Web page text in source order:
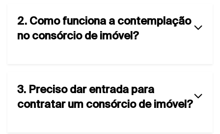
2. Como funciona a contemplação
no consórcio de imóvel?
3. Preciso dar entrada para
contratar um consórcio de imóvel?